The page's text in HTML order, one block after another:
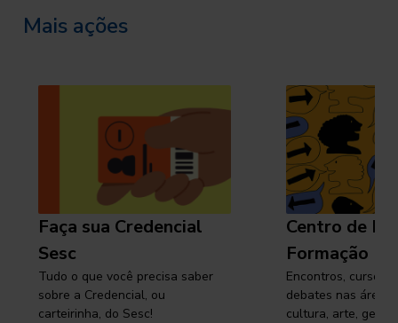
Mais ações
Faça sua Credencial
Sesc
Tudo o que você precisa saber
sobre a Credencial, ou
carteirinha, do Sesc!
Centro de
Formação
Encontros, cursos,
debates nas áreas
cultura, arte,